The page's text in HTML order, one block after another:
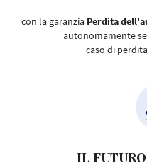
con la garanzia Perdita
autonomamente
caso di
IL